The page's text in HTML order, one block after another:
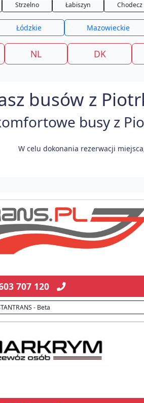
Strzelno Łabiszyn Chodecz
Łódzkie Mazowieckie
NL DK
busów z
busy z
W celu dokonania rezerwacji
707 120
- Beta